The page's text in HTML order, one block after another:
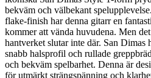
bekväm och välbekant
flake-finish har denna gitarr en
kommer att vända huvudena. Men
hantverket slutar inte där. San Dimas
snabb halsprofil och rullade
och bekväm spelbarhet. Denna är
för utmärkt strängspänning och